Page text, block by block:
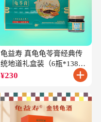
龟益寿 真龟龟苓膏经典传
统地道礼盒装（6瓶*138
克）
¥230